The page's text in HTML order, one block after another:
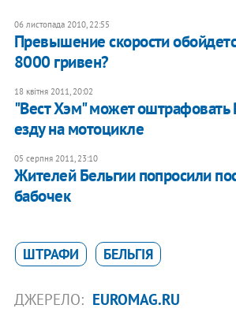
06 листопада 2010, 22:55
Превышение скорости
8000 гривен?
18 квітня 2011, 20:02
"Вест Хэм" может оштрафовать
езду на мотоцикле
05 серпня 2011, 23:10
Жителей Бельгии попросили
бабочек
ШТРАФИ БЕЛЬГІЯ
ДЖЕРЕЛО: EUROMAG.RU